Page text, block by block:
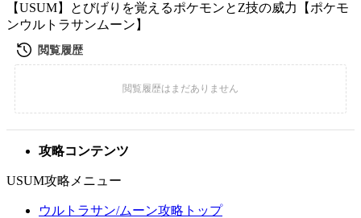
【USUM】とびげりを覚えるポケモンとZ技の威力【ポケモ
ンウルトラサンムーン】
攻略コンテンツ
USUM攻略メニュー
ウルトラサン/ムーン攻略トップ